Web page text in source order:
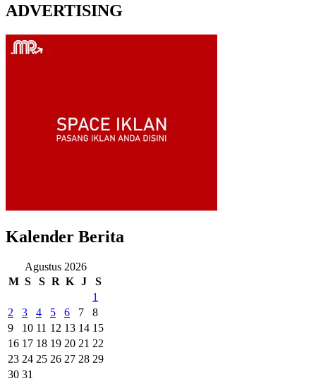
ADVERTISING
Kalender Berita
Agustus 2026
M S S R K J
S
1
2
3 4 5 6 7
8
9
10 11 12 13 14 15
16 17 18 19 20 21 22
23 24 25 26 27 28 29
30 31